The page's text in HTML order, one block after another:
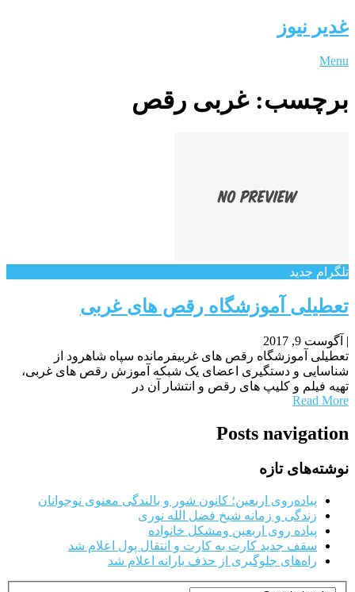
غدیر نیوز
Menu
برچسب:غربی رقص
تلگرام جدید
تعطیلی آموزشگاه رقص های غربی
| آگوست 9, 2017
تعطیلی آموزشگاه رقص های غربیفرمانده سپاه شاهرود از
شناسایی و دستگیری اعضای یک شبکه آموزش رقص های غربی،
تهیه فیلم و کلیپ های رقص و انتشار آن در
Read More
Posts navigation
نوشته‌های تازه
پیاده‌روی اربعین؛ کانون شور و بالندگی معنوی نوجوانان
زندگی و زمانه شیخ فضل الله نوری
پیاده روی اربعین ومشکل خانواده
سقف جدید کارت به کارت و انتقال پول اعلام شد
راه‌های جلوگیری از حذف یارانه اعلام شد